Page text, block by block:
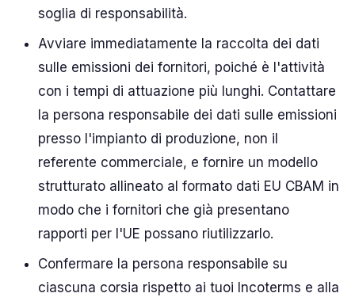
soglia di responsabilità.
Avviare immediatamente la raccolta dei dati
sulle emissioni dei fornitori, poiché è l'attività
con i tempi di attuazione più lunghi. Contattare
la persona responsabile dei dati sulle emissioni
presso l'impianto di produzione, non il
referente commerciale, e fornire un modello
strutturato allineato al formato dati EU CBAM in
modo che i fornitori che già presentano
rapporti per l'UE possano riutilizzarlo.
Confermare la persona responsabile su
ciascuna corsia rispetto ai tuoi Incoterms e alla